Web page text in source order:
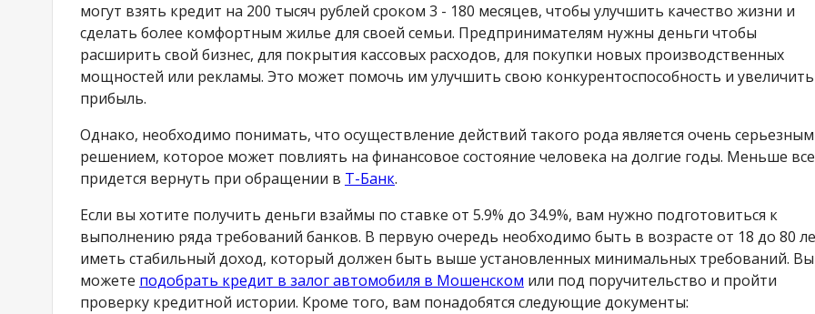
могут взять кредит на 200 тысяч рублей сроком 3 - 180 месяцев, чтобы улучшить качество жизни и
сделать более комфортным жилье для своей семьи. Предпринимателям нужны деньги чтобы
расширить свой бизнес, для покрытия кассовых расходов, для покупки новых производственных
мощностей или рекламы. Это может помочь им улучшить свою конкурентоспособность и увеличить
прибыль.
Однако, необходимо понимать, что осуществление действий такого рода является очень серьезным
решением, которое может повлиять на финансовое состояние человека на долгие годы. Меньше
придется вернуть при обращении в Т-Банк.
Если вы хотите получить деньги взаймы по ставке от 5.9% до 34.9%, вам нужно подготовиться к
выполнению ряда требований банков. В первую очередь необходимо быть в возрасте от 18 до 80
иметь стабильный доход, который должен быть выше установленных минимальных требований. Вы
можете подобрать кредит в залог автомобиля в Мошенском или под поручительство и пройти
проверку кредитной истории. Кроме того, вам понадобятся следующие документы: